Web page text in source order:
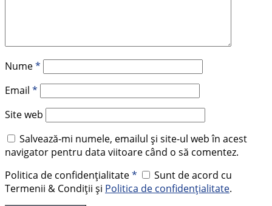
Nume*
Email *
Site web
Salvează-mi numele, emailul și site-ul web în acest
navigator pentru data viitoare când o să comentez.
Politica de confidențialitate*
Sunt de acord cu
Termenii & Condiții și Politica de confidențialitate.